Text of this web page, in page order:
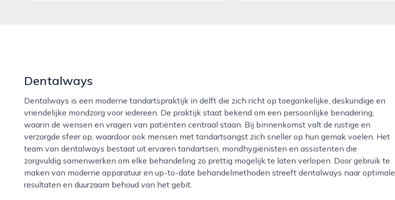
Dentalways
Dentalways is een moderne tandartspraktijk in delft die zich richt op toegankelijke, deskundige en
vriendelijke mondzorg voor iedereen. De praktijk staat bekend om een persoonlijke benadering,
waarin de wensen en vragen van patiënten centraal staan. Bij binnenkomst valt de rustige en
verzorgde sfeer op, waardoor ook mensen met tandartsangst zich sneller op hun gemak voelen. Het
team van dentalways bestaat uit ervaren tandartsen, mondhygiënisten en assistenten die
zorgvuldig samenwerken om elke behandeling zo prettig mogelijk te laten verlopen. Door gebruik te
maken van moderne apparatuur en up-to-date behandelmethoden streeft dentalways naar optimale
resultaten en duurzaam behoud van het gebit.